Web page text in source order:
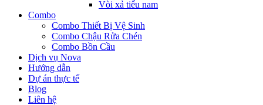
Vòi xả tiểu nam
Combo
Combo Thiết Bị Vệ Sinh
Combo Chậu Rửa Chén
Combo Bồn Cầu
Dịch vụ Nova
Hướng dẫn
Dự án thực tế
Blog
Liên hệ